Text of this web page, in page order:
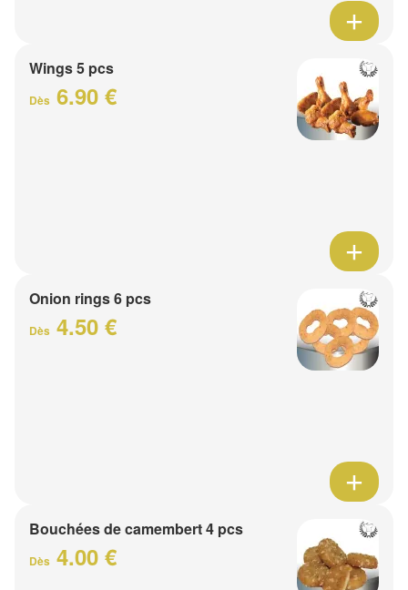
Wings 5 pcs
Dès 6.90 €
Onion rings 6 pcs
Dès 4.50 €
Bouchées de camembert 4 pcs
Dès 4.00 €